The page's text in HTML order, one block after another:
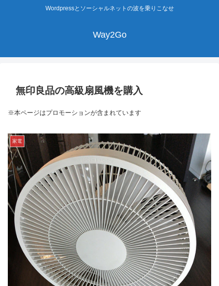
Wordpressとソーシャルネットの波を乗りこなせ
Way2Go
無印良品の高級扇風機を購入
※本ページはプロモーションが含まれています
家電